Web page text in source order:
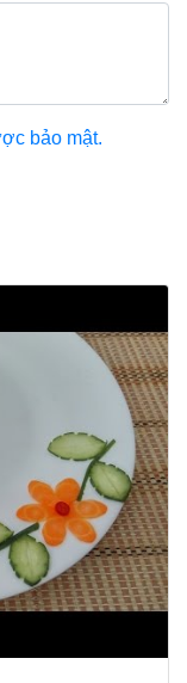
bảo mật.